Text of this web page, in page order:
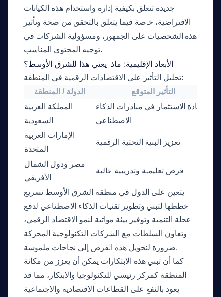
جديدة تتعلق بكيفية إدارة واستخدام هذه الكيانات
الافتراضية، خاصة فيما يتعلق بالتحقق من صحة وتأثير
هذه الشخصيات على الجمهور، ومسؤولية الشركات في
توجيه المحتوى المناسب.
الأبعاد الإقليمية: ماذا يعني هذا للشرق الأوسط؟
تحليل التأثير على الاقتصادات الرقمية في المنطقة:
الدولة / المنطقة
التأثير المتوقع
المملكة العربية
السعودية
زيادة الاستثمار في مبادرات الذكاء
الاصطناعي
الإمارات العربية
المتحدة
تعزيز البنية التحتية الرقمية
مصر ودول الشمال
الأفريقي
فرص تعليمية وتدريبية عالية
يتعين على الدول في منطقة الشرق الأوسط تسريع
خططها لتبني وتطوير تقنيات الذكاء الاصطناعي لدفع
عجلة التنمية وتوفير بيئة مواتية لنمو الاقتصاد الرقمي،
وتعاون السلطات مع الشركات التكنولوجية المحركة
ضرورة لتحويل هذه الفرص إلى نجاحات ملموسة.
كما أن تبني هذه الابتكارات يمكن أن يعزز من مكانة
المنطقة كمركز رئيسي للتكنولوجيا والابتكار، مما قد
يعود بالنفع على القطاعات الاقتصادية والاجتماعية